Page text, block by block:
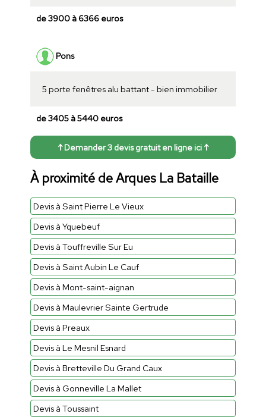
de 3900 à 6366 euros
Pons
5 porte fenêtres alu battant - bien immobilier
de 3405 à 5440 euros
↑ Demander 3 devis gratuit en ligne ici ↑
À proximité de Arques La Bataille
Devis à Saint Pierre Le Vieux
Devis à Yquebeuf
Devis à Touffreville Sur Eu
Devis à Saint Aubin Le Cauf
Devis à Mont-saint-aignan
Devis à Maulevrier Sainte Gertrude
Devis à Preaux
Devis à Le Mesnil Esnard
Devis à Bretteville Du Grand Caux
Devis à Gonneville La Mallet
Devis à Toussaint